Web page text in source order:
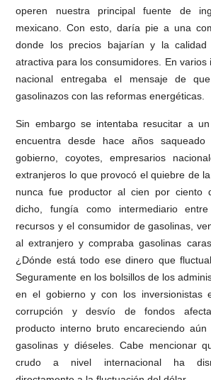
operen nuestra principal fuente de
mexicano. Con esto, daría pie a una
donde los precios bajarían y la
atractiva para los consumidores. En varios
nacional entregaba el mensaje de
gasolinazos con las reformas energéticas.
Sin embargo se intentaba resucitar a
encuentra desde hace años
gobierno, coyotes, empresarios
extranjeros lo que provocó el quiebre de
nunca fue productor al cien por ciento
dicho, fungía como intermediario
recursos y el consumidor de gasolinas,
al extranjero y compraba gasolinas
¿Dónde está todo ese dinero que
Seguramente en los bolsillos de los
en el gobierno y con los inversionistas
corrupción y desvío de fondos
producto interno bruto encareciendo
gasolinas y diéseles. Cabe mencionar
crudo a nivel internacional ha